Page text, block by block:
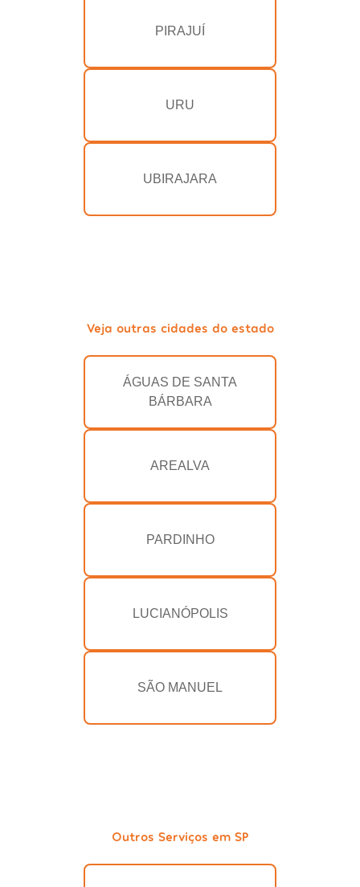
PIRAJUÍ
URU
UBIRAJARA
Veja outras cidades do estado
ÁGUAS DE SANTA
BÁRBARA
AREALVA
PARDINHO
LUCIANÓPOLIS
SÃO MANUEL
Outros Serviços em SP